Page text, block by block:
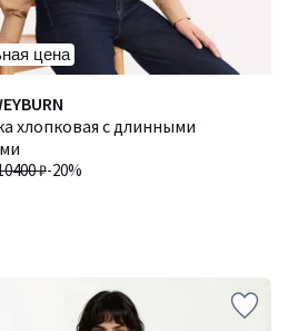
цена
хлопковая с длинными
₽-20%